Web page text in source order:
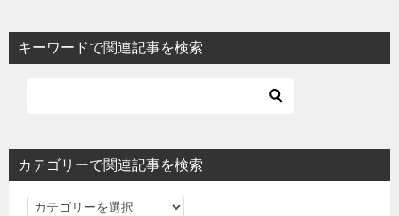
キーワードで関連記事を検索
カテゴリーで関連記事を検索
カ